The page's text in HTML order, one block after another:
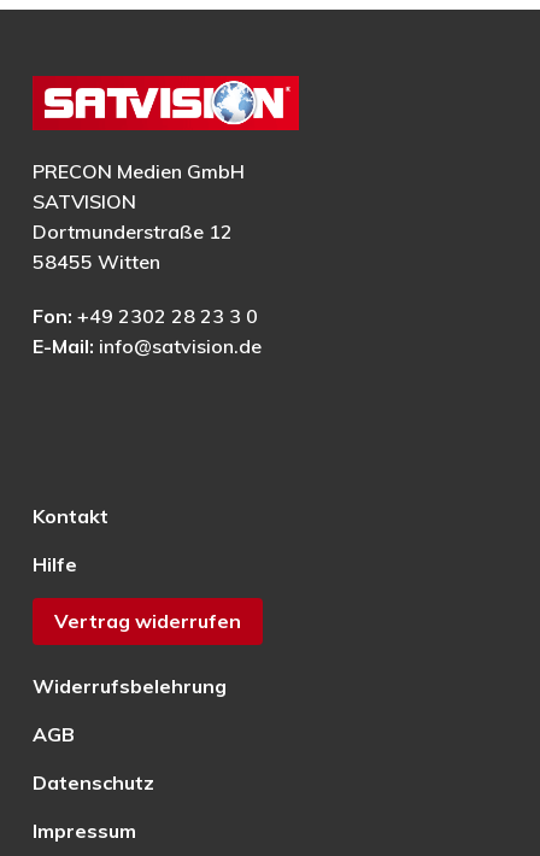
PRECON Medien GmbH
SATVISION
Dortmunderstraße 12
58455 Witten
Fon: +49 2302 28 23 3 0
E-Mail: info@satvision.de
Kontakt
Hilfe
Vertrag widerrufen
Widerrufsbelehrung
AGB
Datenschutz
Impressum